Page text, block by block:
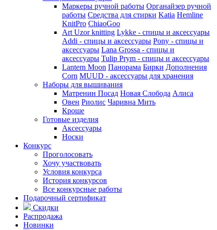
Маркеры ручной работы Органайзер ручной
работы Средства для стирки Katia Hemline
KnitPro ChiaoGoo
Art Uzor knitting Lykke - спицы и аксессуары
Addi - спицы и аксессуары Pony - спицы и
аксессуары Lana Grossa - спицы и
аксессуары Tulip Prym - спицы и аксессуары
Lantern Moon Панорама Бирки Дополнения
Corn MUUD - аксессуары для хранения
Наборы для вышивания
Матренин Посад Новая Слобода Алиса
Овен Риолис Чаривна Мить
Кроше
Готовые изделия
Аксессуары
Носки
Конкурс
Проголосовать
Хочу участвовать
Условия конкурса
История конкурсов
Все конкурсные работы
Подарочный сертификат
Скидки
Распродажа
Новинки